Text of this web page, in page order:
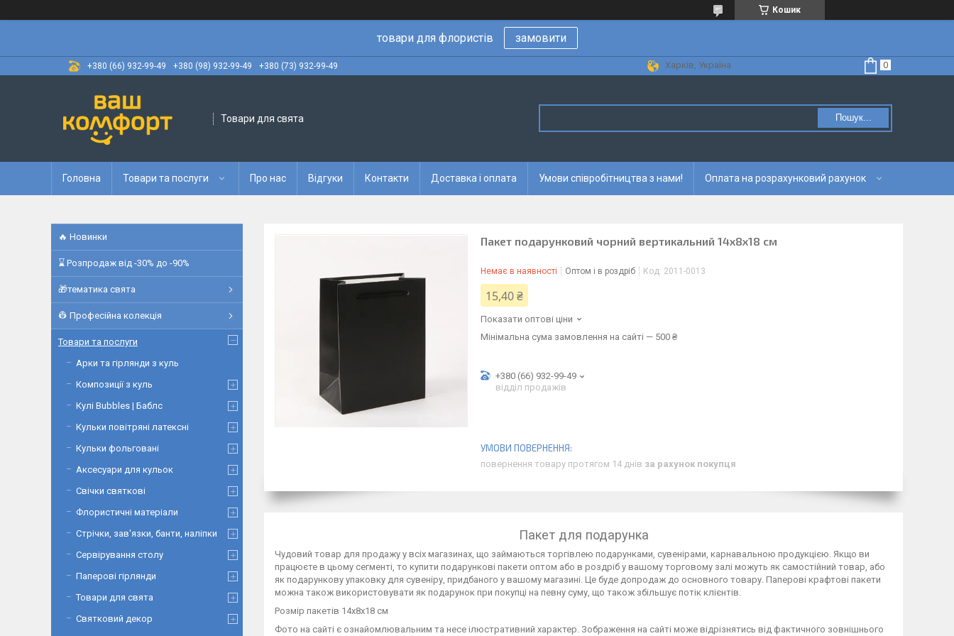
Кошик
товари для флористів замовити
+380 (66) 932-99-49 +380 (98) 932-99-49 +380 (73) 932-99-49 Харків, Україна
Товари для свята Пошук...
Головна Товари та послуги Про нас Відгуки Контакти Доставка і оплата Умови співробітництва з нами! Оплата на розрахунковий рахунок
Пакет подарунковий чорний вертикальний 14х8х18 см
Немає в наявності Оптом і в роздріб Код: 2011-0013
15,40 ₴
Показати оптові ціни
Мінімальна сума замовлення на сайті — 500 ₴
+380 (66) 932-99-49
відділ продажів
повернення товару протягом 14 днів за рахунок покупця
Пакет для подарунка
Чудовий товар для продажу у всіх магазинах, що займаються торгівлею подарунками, сувенірами, карнавальною продукцією. Якщо ви
працюєте в цьому сегменті, то купити подарункові пакети оптом або в роздріб у вашому торговому залі можуть як самостійний товар, або
як подарункову упаковку для сувеніру, придбаного у вашому магазині. Це буде допродаж до основного товару. Паперові крафтові пакети
можна також використовувати як подарунок при покупці на певну суму, що також збільшує потік клієнтів.
Розмір пакетів 14х8х18 см
Фото на сайті є ознайомлювальним та несе ілюстративний характер. Зображення на сайті може відрізнятись від фактичного зовнішнього
🔥 Новинки
⌛ Розпродаж від -30% до -90%
🎁тематика свята
👷 Професійна колекція
Товари та послуги
Арки та гірлянди з куль
Композиції з куль
Кулі Bubbles | Баблс
Кульки повітряні латексні
Кульки фольговані
Аксесуари для кульок
Свічки святкові
Флористичні матеріали
Стрічки, зав'язки, банти, наліпки
Сервірування столу
Паперові гірлянди
Товари для свята
Святковий декор